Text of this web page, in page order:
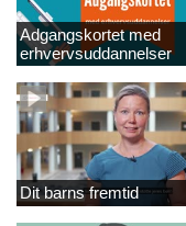
Adgangskortet med
erhvervsuddannelser
Dit barns fremtid